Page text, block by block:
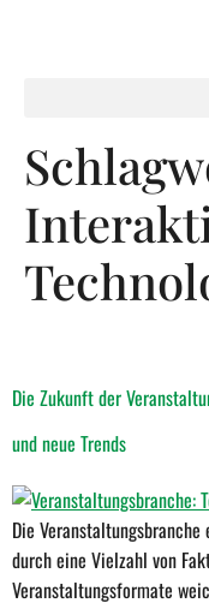
Die Zukunft der
und neue Trends
Die
durch eine Vielzahl von
Veranstaltungsformate